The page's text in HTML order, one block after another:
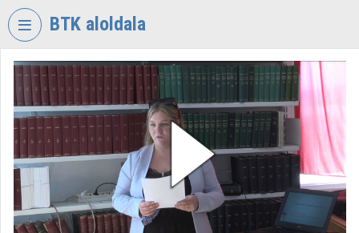
Skip header
BTK aloldala
VIDEOTORIUM
RESEARCH
FOR
THE
HUMANTITIES
Organization home